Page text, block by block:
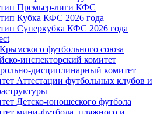
Премьер-лиги КФС
Кубка КФС 2026 года
Суперкубка КФС 2026 года
футбольного союза
инспекторский комитет
дисциплинарный комитет
Аттестации футбольных клубов и
Детско-юношеского футбола
мини-футбола, пляжного и